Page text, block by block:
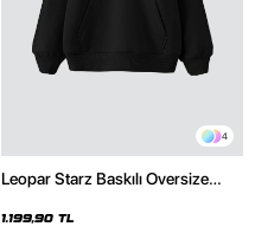
4
Leopar Starz Baskılı Oversize
1.199,90 TL